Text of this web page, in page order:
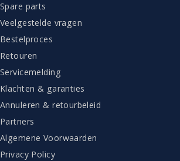
Spare parts
Veelgestelde vragen
Bestelproces
Retouren
Servicemelding
Klachten & garanties
Annuleren & retourbeleid
Partners
Algemene Voorwaarden
Privacy Policy